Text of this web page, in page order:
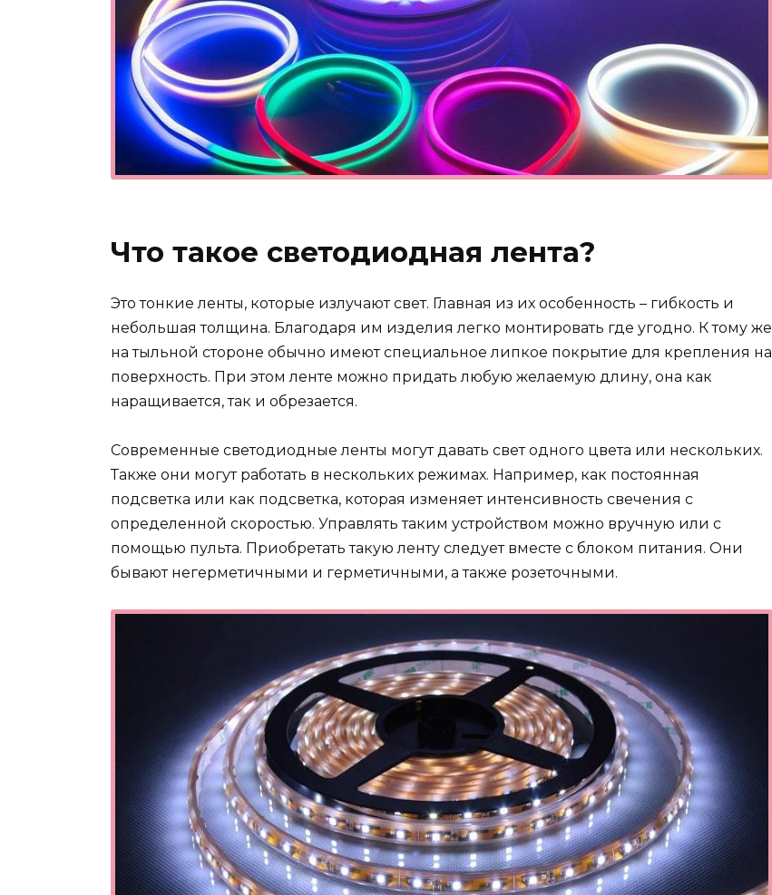
Что такое светодиодная лента?
Это тонкие ленты, которые излучают свет. Главная из их особенность – гибкость и
небольшая толщина. Благодаря им изделия легко монтировать где угодно. К тому же
на тыльной стороне обычно имеют специальное липкое покрытие для крепления на
поверхность. При этом ленте можно придать любую желаемую длину, она как
наращивается, так и обрезается.
Современные светодиодные ленты могут давать свет одного цвета или нескольких.
Также они могут работать в нескольких режимах. Например, как постоянная
подсветка или как подсветка, которая изменяет интенсивность свечения с
определенной скоростью. Управлять таким устройством можно вручную или с
помощью пульта. Приобретать такую ленту следует вместе с блоком питания. Они
бывают негерметичными и герметичными, а также розеточными.